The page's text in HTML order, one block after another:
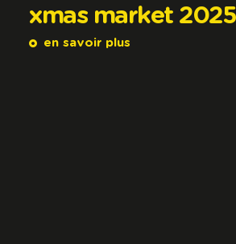
xmas market 2025
en savoir plus